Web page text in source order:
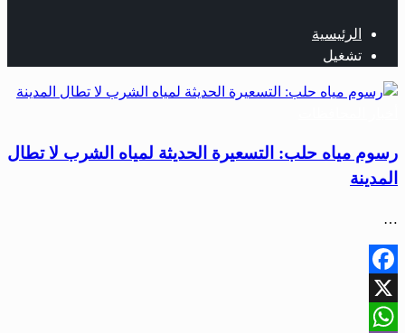
الرئيسية
تشغيل
رسوم مياه حلب: التسعيرة الحديثة لمياه الشرب لا تطال
المدينة
…
Facebook
X